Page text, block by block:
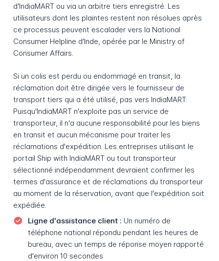
d'IndiaMART ou via un arbitre tiers enregistré. Les
utilisateurs dont les plaintes restent non résolues après
ce processus peuvent escalader vers la National
Consumer Helpline d'Inde, opérée par le Ministry of
Consumer Affairs.
Si un colis est perdu ou endommagé en transit, la
réclamation doit être dirigée vers le fournisseur de
transport tiers qui a été utilisé, pas vers IndiaMART.
Puisqu'IndiaMART n'exploite pas un service de
transporteur, il n'a aucune responsabilité pour les biens
en transit et aucun mécanisme pour traiter les
réclamations d'expédition. Les entreprises utilisant le
portail Ship with IndiaMART ou tout transporteur
sélectionné indépendamment devraient confirmer les
termes d'assurance et de réclamations du transporteur
au moment de la réservation, avant que l'expédition soit
expédiée.
Ligne d'assistance client : Un numéro de
téléphone national répondu pendant les heures de
bureau, avec un temps de réponse moyen rapporté
d'environ 10 secondes